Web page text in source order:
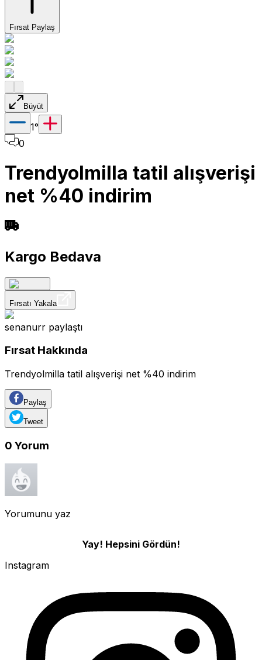
Fırsat Paylaş
Büyüt
1°
0
Trendyolmilla tatil alışverişi
net %40 indirim
Kargo Bedava
Fırsatı Yakala
senanurr paylaştı
Fırsat Hakkında
Trendyolmilla tatil alışverişi net %40 indirim
Paylaş
Tweet
0 Yorum
Yorumunu yaz
Yay! Hepsini Gördün!
Instagram